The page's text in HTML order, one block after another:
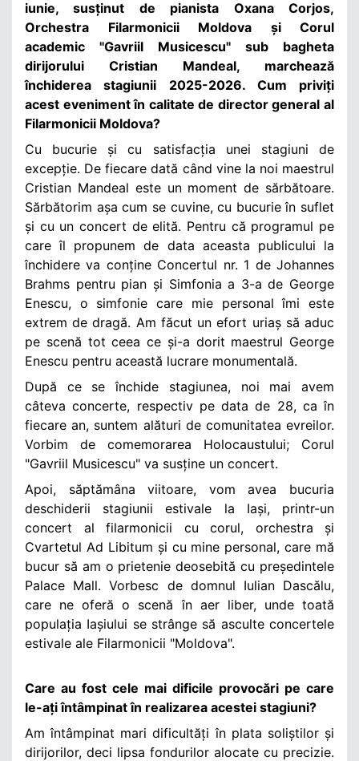
iunie, susținut de pianista Oxana Corjos,
Orchestra Filarmonicii Moldova și Corul
academic "Gavriil Musicescu" sub bagheta
dirijorului Cristian Mandeal, marchează
închiderea stagiunii 2025-2026. Cum priviți
acest eveniment în calitate de director general al
Filarmonicii Moldova?
Cu bucurie și cu satisfacția unei stagiuni de
excepție. De fiecare dată când vine la noi maestrul
Cristian Mandeal este un moment de sărbătoare.
Sărbătorim așa cum se cuvine, cu bucurie în suflet
și cu un concert de elită. Pentru că programul pe
care îl propunem de data aceasta publicului la
închidere va conține Concertul nr. 1 de Johannes
Brahms pentru pian și Simfonia a 3-a de George
Enescu, o simfonie care mie personal îmi este
extrem de dragă. Am făcut un efort uriaș să aduc
pe scenă tot ceea ce și-a dorit maestrul George
Enescu pentru această lucrare monumentală.
După ce se închide stagiunea, noi mai avem
câteva concerte, respectiv pe data de 28, ca în
fiecare an, suntem alături de comunitatea evreilor.
Vorbim de comemorarea Holocaustului; Corul
"Gavriil Musicescu" va susține un concert.
Apoi, săptămâna viitoare, vom avea bucuria
deschiderii stagiunii estivale la Iași, printr-un
concert al filarmonicii cu corul, orchestra și
Cvartetul Ad Libitum și cu mine personal, care mă
bucur să am o prietenie deosebită cu președintele
Palace Mall. Vorbesc de domnul Iulian Dascălu,
care ne oferă o scenă în aer liber, unde toată
populația Iașiului se strânge să asculte concertele
estivale ale Filarmonicii "Moldova".
Care au fost cele mai dificile provocări pe care
le-ați întâmpinat în realizarea acestei stagiuni?
Am întâmpinat mari dificultăți în plata soliștilor și
dirijorilor, deci lipsa fondurilor alocate cu precizie.